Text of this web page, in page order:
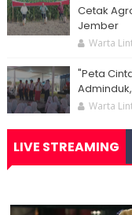
Cetak
Jember
Warta
"Peta
Warta
LIVE STREAMING